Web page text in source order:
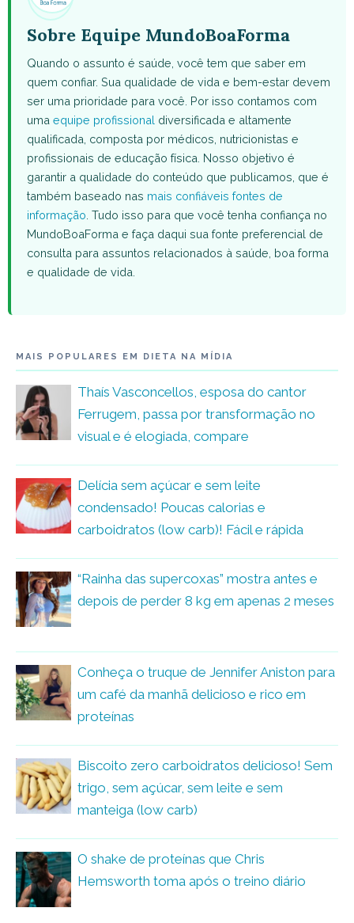
Sobre Equipe MundoBoaForma
Quando o assunto é saúde, você tem que saber em
quem confiar. Sua qualidade de vida e bem-estar devem
ser uma prioridade para você. Por isso contamos com
uma equipe profissional diversificada e altamente
qualificada, composta por médicos, nutricionistas e
profissionais de educação física. Nosso objetivo é
garantir a qualidade do conteúdo que publicamos, que é
também baseado nas mais confiáveis fontes de
informação . Tudo isso para que você tenha confiança no
MundoBoaForma e faça daqui sua fonte preferencial de
consulta para assuntos relacionados à saúde, boa forma
e qualidade de vida.
MAIS POPULARES EM DIETA NA MÍDIA
Thaís Vasconcellos, esposa do cantor
Ferrugem, passa por transformação no
visual e é elogiada, compare
Delícia sem açúcar e sem leite
condensado! Poucas calorias e
carboidratos (low carb)! Fácil e rápida
“Rainha das supercoxas” mostra antes e
depois de perder 8 kg em apenas 2 meses
Conheça o truque de Jennifer Aniston para
um café da manhã delicioso e rico em
proteínas
Biscoito zero carboidratos delicioso! Sem
trigo, sem açúcar, sem leite e sem
manteiga (low carb)
O shake de proteínas que Chris
Hemsworth toma após o treino diário